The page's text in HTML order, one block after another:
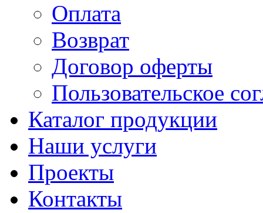
Оплата
Возврат
Договор оферты
Пользовательское
Каталог продукции
Наши услуги
Проекты
Контакты